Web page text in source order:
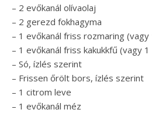
– 2 evőkanál olívaolaj
– 2 gerezd fokhagyma
– 1 evőkanál friss rozmaring
– 1 evőkanál friss kakukkfű (vagy
– Só, ízlés szerint
– Frissen őrölt bors, ízlés szerint
– 1 citrom leve
– 1 evőkanál méz